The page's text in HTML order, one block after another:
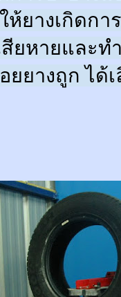
ยางเกิดกา
สียหายและท
ยยางถูก ได้